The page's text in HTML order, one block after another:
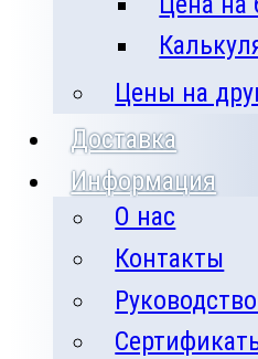
Цены на
Доставка
Информация
О нас
Контакты